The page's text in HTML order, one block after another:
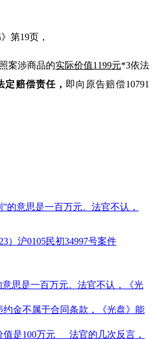
》第19页，
案涉商品的实际价值1199元*3依法
定赔偿责任， 即向原告赔偿10791
的意思是一百万元。法官不认，
）沪0105民初34997号案件
意思是一百万元。法官不认，《光
约金不属于合同条款，《光盘》能
是100万元___法官的几次反言，